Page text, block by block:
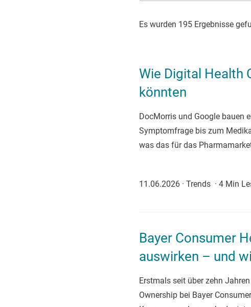
Es wurden 195 Ergebnisse
Wie Digital Health
könnten
DocMorris und Google bauen
Symptomfrage bis zum
was das für das
11.06.2026 · Trends · 4 Min
Bayer Consumer
auswirken – und
Erstmals seit über zehn
Ownership bei Bayer